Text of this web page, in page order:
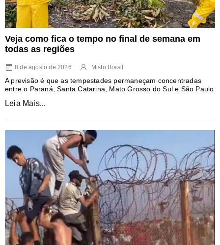
Veja como fica o tempo no final de semana em
todas as regiões
8 de agosto de 2026 Misto Brasil
A previsão é que as tempestades permaneçam concentradas
entre o Paraná, Santa Catarina, Mato Grosso do Sul e São Paulo
Leia Mais...